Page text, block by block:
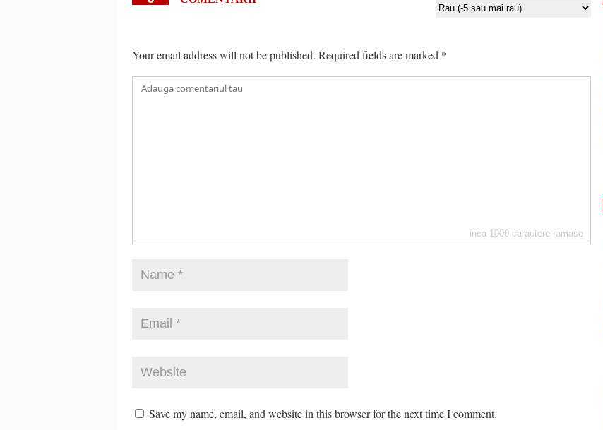
Your email address will not be published. Required fields are marked *
inca 1000 caractere ramase
Save my name, email, and website in this browser for the next time I comment.